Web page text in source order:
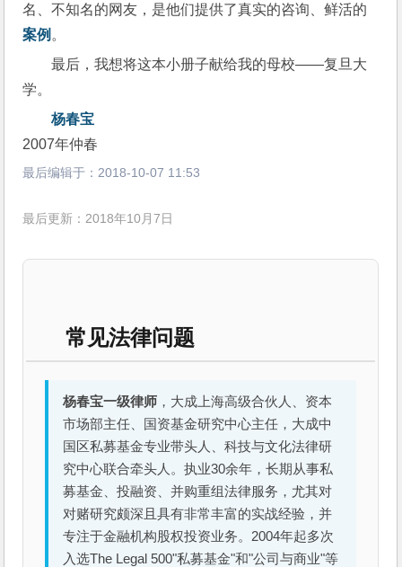
名、不知名的网友，是他们提供了真实的咨询、鲜活的
案例 。
最后，我想将这本小册子献给我的母校——复旦大
学。
杨春宝
2007年仲春
最后编辑于： 2018-10-07 11:53
最后更新：2018年10月7日
常见法律问题
杨春宝一级律师 ，大成上海高级合伙人、资本
市场部主任、国资基金研究中心主任，大成中
国区私募基金专业带头人、科技与文化法律研
究中心联合牵头人。执业30余年，长期从事私
募基金、投融资、并购重组法律服务，尤其对
对赌研究颇深且具有非常丰富的实战经验，并
专注于金融机构股权投资业务。2004年起多次
入选The Legal 500"私募基金"和"公司与商业"等